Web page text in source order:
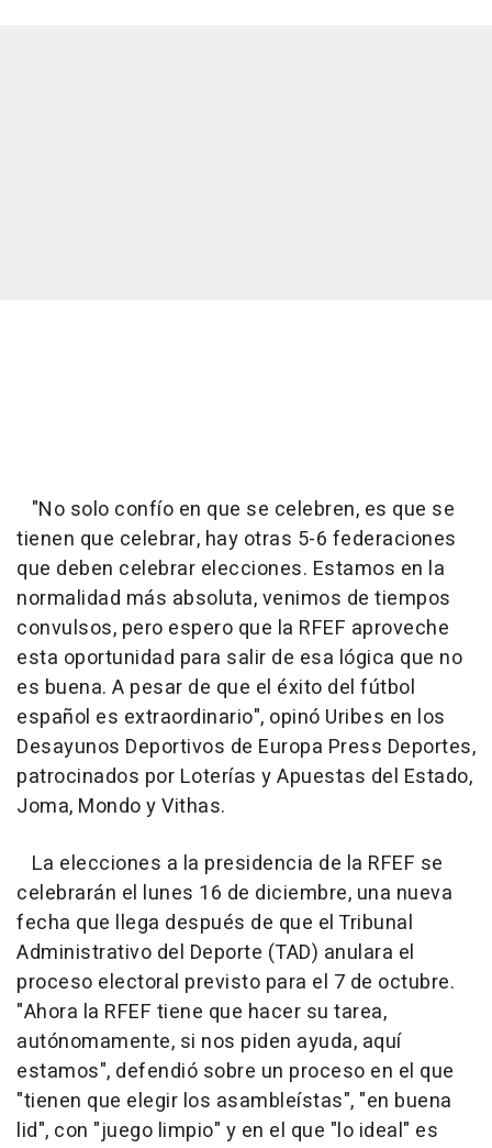
"No solo confío en que se celebren, es que se
tienen que celebrar, hay otras 5-6 federaciones
que deben celebrar elecciones. Estamos en la
normalidad más absoluta, venimos de tiempos
convulsos, pero espero que la RFEF aproveche
esta oportunidad para salir de esa lógica que no
es buena. A pesar de que el éxito del fútbol
español es extraordinario", opinó Uribes en los
Desayunos Deportivos de Europa Press Deportes,
patrocinados por Loterías y Apuestas del Estado,
Joma, Mondo y Vithas.
La elecciones a la presidencia de la RFEF se
celebrarán el lunes 16 de diciembre, una nueva
fecha que llega después de que el Tribunal
Administrativo del Deporte (TAD) anulara el
proceso electoral previsto para el 7 de octubre.
"Ahora la RFEF tiene que hacer su tarea,
autónomamente, si nos piden ayuda, aquí
estamos", defendió sobre un proceso en el que
"tienen que elegir los asambleístas", "en buena
lid", con "juego limpio" y en el que "lo ideal" es